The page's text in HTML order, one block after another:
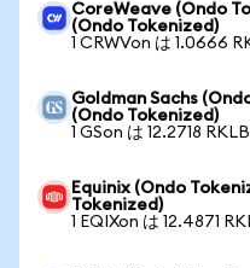
CoreWeave (Ondo
(Ondo Tokenized)
1 CRWVon は 1.0666
Goldman Sachs
(Ondo Tokenized)
1 GSon は 12.2718
Equinix (Ondo
Tokenized)
1 EQIXon は 12.4871